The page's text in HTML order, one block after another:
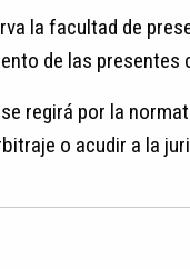
la facultad de
de las presentes
regirá por la
o acudir a la